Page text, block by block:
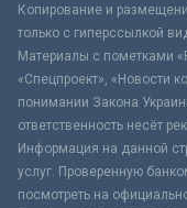
Копирование и
только с гиперссылкой
Материалы с пометками
«Спецпроект», «Новости
понимании Закона
ответственность несёт
Информация на данной
услуг. Проверенную
посмотреть на